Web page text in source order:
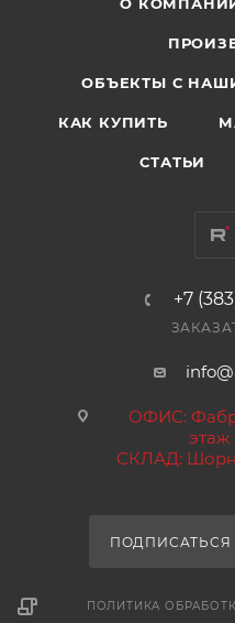
ОБЪЕКТЫ С
КАК КУПИТЬ
СТАТЬИ
+7
ОФИС:
этаж
СКЛАД:
ПОДПИСАТЬСЯ
ПОЛИТИКА